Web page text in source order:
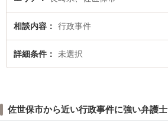
相談内容 行政事件
詳細条件 未選択
佐世保市から近い行政事件に強い弁護士